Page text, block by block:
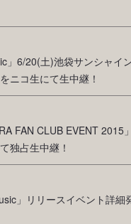
」6/20(土)池袋サンシャイ
ニコ生にて生中継！
FAN CLUB EVENT 2015
独占生中継！
」リリースイベント詳細